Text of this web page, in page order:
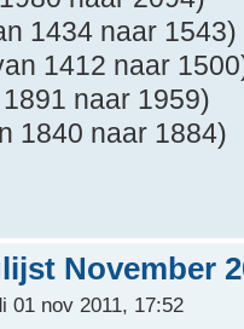
1434 naar 1543)
1412 naar
naar 1959)
1840 naar 1884)
November
01 nov 2011, 17:52